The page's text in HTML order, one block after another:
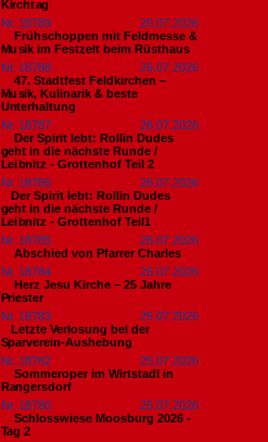
Kirchtag
Nr. 18789
26.07.2026
Frühschoppen mit Feldmesse &
Musik im Festzelt beim Rüsthaus
Nr. 18788
26.07.2026
47. Stadtfest Feldkirchen –
Musik, Kulinarik & beste
Unterhaltung
Nr. 18787
26.07.2026
Der Spirit lebt: Rollin Dudes
geht in die nächste Runde /
Leibnitz - Grottenhof Teil 2
Nr. 18786
26.07.2026
​Der Spirit lebt: Rollin Dudes
geht in die nächste Runde /
Leibnitz - Grottenhof Teil1
Nr. 18785
26.07.2026
Abschied von Pfarrer Charles
Nr. 18784
26.07.2026
Herz Jesu Kirche – 25 Jahre
Priester
Nr. 18783
25.07.2026
​Letzte Verlosung bei der
Sparverein-Aushebung
Nr. 18782
25.07.2026
Sommeroper im Wirtstadl in
Rangersdorf
Nr. 18780
25.07.2026
Schlosswiese Moosburg 2026 -
Tag 2